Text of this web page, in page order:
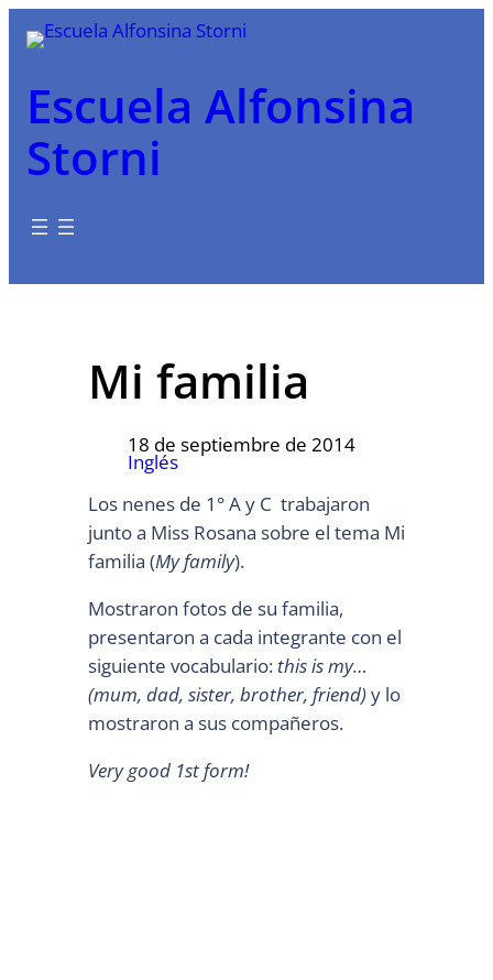
Saltar
Escuela Alfonsina
Storni
Mi familia
18 de septiembre de 2014
Inglés
Los nenes de 1° A y C trabajaron
junto a Miss Rosana sobre el tema Mi
familia (My family).
Mostraron fotos de su familia,
presentaron a cada integrante con el
siguiente vocabulario: this is my…
(mum, dad, sister, brother, friend)y lo
mostraron a sus compañeros.
Very good 1st form!